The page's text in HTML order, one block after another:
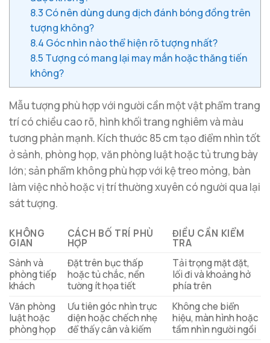
8.3 Có nên dùng dung dịch đánh bóng đồng trên
tượng không?
8.4 Góc nhìn nào thể hiện rõ tượng nhất?
8.5 Tượng có mang lại may mắn hoặc thăng tiến
không?
Mẫu tượng phù hợp với người cần một vật phẩm trang
trí có chiều cao rõ, hình khối trang nghiêm và màu
tương phản mạnh. Kích thước 85 cm tạo điểm nhìn tốt
ở sảnh, phòng họp, văn phòng luật hoặc tủ trưng bày
lớn; sản phẩm không phù hợp với kệ treo mỏng, bàn
làm việc nhỏ hoặc vị trí thường xuyên có người qua lại
sát tượng.
KHÔNG
GIAN
CÁCH BỐ TRÍ PHÙ
HỢP
ĐIỀU CẦN KIỂM
TRA
Sảnh và
phòng tiếp
khách
Đặt trên bục thấp
hoặc tủ chắc, nền
tường ít họa tiết
Tải trọng mặt đặt,
lối đi và khoảng hở
phía trên
Văn phòng
luật hoặc
phòng họp
Ưu tiên góc nhìn trực
diện hoặc chếch nhẹ
để thấy cân và kiếm
Không che biển
hiệu, màn hình hoặc
tầm nhìn người ngồi